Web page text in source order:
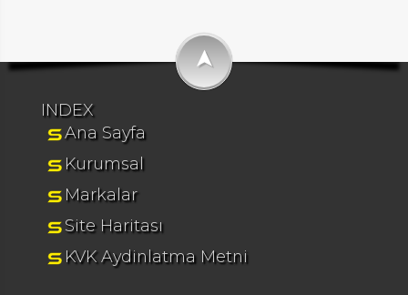
➤
INDEX
Ana Sayfa
Kurumsal
Markalar
Site Haritası
KVK Aydinlatma Metni